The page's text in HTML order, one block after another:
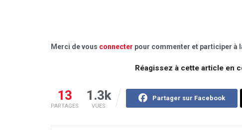
Merci de vous connecter pour commenter et participer à
Réagissez à cette article en
13
PARTAGES
1.3k
VUES
Partager sur Facebook